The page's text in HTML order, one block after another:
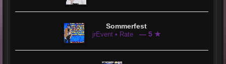
Sommerfest
jrEvent • Rate — 5 ★